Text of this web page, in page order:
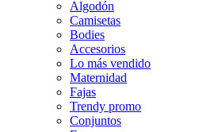
Algodón
Camisetas
Bodies
Accesorios
Lo más vendido
Maternidad
Fajas
Trendy promo
Conjuntos